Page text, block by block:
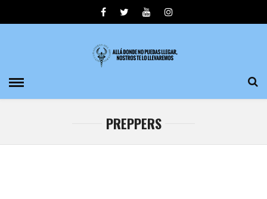
PREPPERS